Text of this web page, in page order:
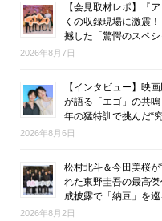
【会見取材レポ】『
くの収録現場に激震
撼した「驚愕のスペ
2026年8月7日
【インタビュー】映
が語る「エゴ」の共
年の猛特訓で挑んだ“
2026年8月6日
松村北斗＆今田美桜
れた東野圭吾の最高
成披露で「納豆」を
2026年8月2日